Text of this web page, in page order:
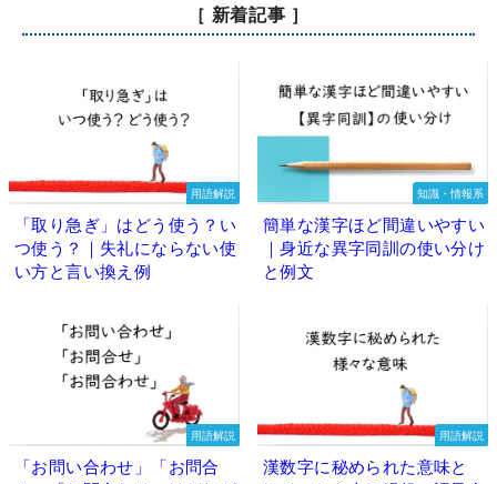
［ 新着記事 ］
用語解説
「取り急ぎ」はどう使う？い
つ使う？｜失礼にならない使
い方と言い換え例
知識・情報系
簡単な漢字ほど間違いやすい
｜身近な異字同訓の使い分け
と例文
用語解説
「お問い合わせ」「お問合
用語解説
漢数字に秘められた意味と